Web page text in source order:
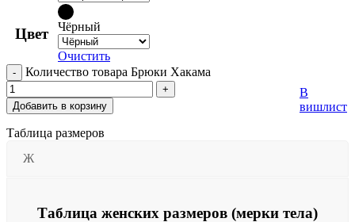
Цвет Чёрный
Очистить
Количество товара Брюки Хакама
Добавить в корзину
В
вишлист
Таблица размеров
Ж
Таблица женских размеров (мерки тела)